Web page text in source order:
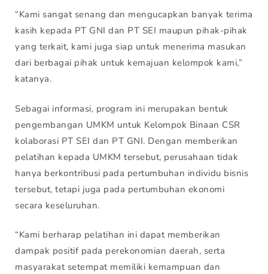
“Kami sangat senang dan mengucapkan banyak terima
kasih kepada PT GNI dan PT SEI maupun pihak-pihak
yang terkait, kami juga siap untuk menerima masukan
dari berbagai pihak untuk kemajuan kelompok kami,”
katanya.
Sebagai informasi, program ini merupakan bentuk
pengembangan UMKM untuk Kelompok Binaan CSR
kolaborasi PT SEI dan PT GNI. Dengan memberikan
pelatihan kepada UMKM tersebut, perusahaan tidak
hanya berkontribusi pada pertumbuhan individu bisnis
tersebut, tetapi juga pada pertumbuhan ekonomi
secara keseluruhan.
“Kami berharap pelatihan ini dapat memberikan
dampak positif pada perekonomian daerah, serta
masyarakat setempat memiliki kemampuan dan